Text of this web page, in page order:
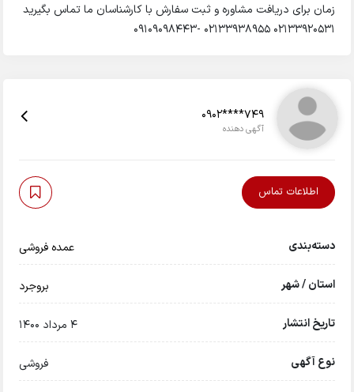
زمان برای دریافت مشاوره و ثبت سفارش با کارشناسان ما تماس بگیرید
۰۲۱۳۳۹۲۰۵۳۱ ۰۲۱۳۳۹۳۸۹۵۵ -۰۹۱۰۹۰۹۸۴۴۳
0902****749
آگهی دهنده
اطلاعات تماس
دسته‌بندی عمده فروشی
استان / شهر بروجرد
تاریخ انتشار 4 مرداد 1400
نوع آگهی فروشی